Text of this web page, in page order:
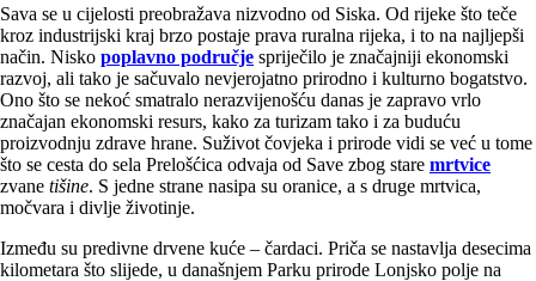
Sava se u cijelosti preobražava nizvodno od Siska. Od rijeke što teče
kroz industrijski kraj brzo postaje prava ruralna rijeka, i to na najljepši
način. Nisko poplavno područje spriječilo je značajniji ekonomski
razvoj, ali tako je sačuvalo nevjerojatno prirodno i kulturno bogatstvo.
Ono što se nekoć smatralo nerazvijenošću danas je zapravo vrlo
značajan ekonomski resurs, kako za turizam tako i za buduću
proizvodnju zdrave hrane. Suživot čovjeka i prirode vidi se već u tome
što se cesta do sela Prelošćica odvaja od Save zbog stare mrtvice
zvane tišine. S jedne strane nasipa su oranice, a s druge mrtvica,
močvara i divlje životinje.
Između su predivne drvene kuće – čardaci. Priča se nastavlja desecima
kilometara što slijede, u današnjem Parku prirode Lonjsko polje na